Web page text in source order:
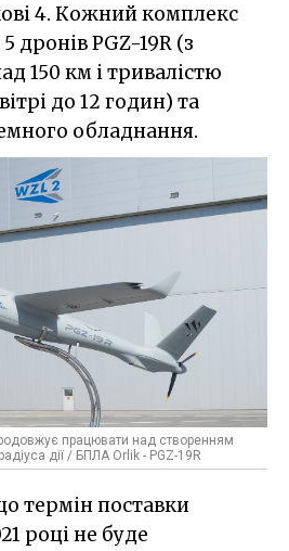
4. Кожний комплекс
дронів PGZ-19R (з
150 км і тривалістю
до 12 годин) та
обладнання.
працювати над створенням
дії / БПЛА Orlik - PGZ-19R
термін поставки
році не буде